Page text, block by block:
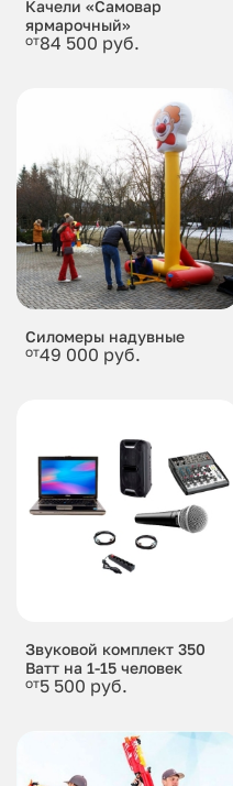
Качели «Самовар
ярмарочный»
от84 500 руб.
Силомеры надувные
от49 000 руб.
Звуковой комплект 350
Ватт на 1-15 человек
от5 500 руб.